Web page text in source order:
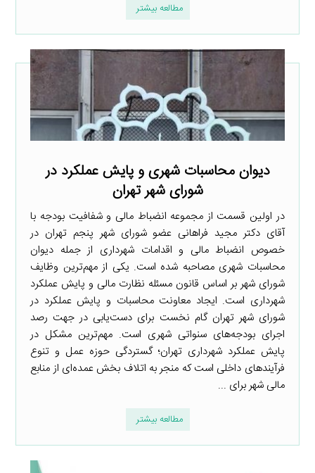
مطالعه بیشتر
دیوان محاسبات شهری و پایش عملکرد در
شورای شهر تهران
در اولین قسمت از مجموعه انضباط مالی و شفافیت بودجه با
آقای دکتر مجید فراهانی عضو شورای شهر پنجم تهران در
خصوص انضباط مالی و اقدامات شهرداری از جمله دیوان
محاسبات شهری مصاحبه شده است. یکی از مهم‌ترین وظایف
شورای شهر بر اساس قانون مسئله نظارت مالی و پایش عملکرد
شهرداری است. ایجاد معاونت محاسبات و پایش عملکرد در
شورای شهر تهران گام نخست برای دست‌یابی در جهت رصد
اجرای بودجه‌های سنواتی شهری است. مهم‌ترین مشکل در
پایش عملکرد شهرداری تهران؛ گستردگی حوزه عمل و تنوع
فرآیندهای داخلی است که منجر به اتلاف بخش عمده‌ای از منابع
مالی شهر برای ...
مطالعه بیشتر